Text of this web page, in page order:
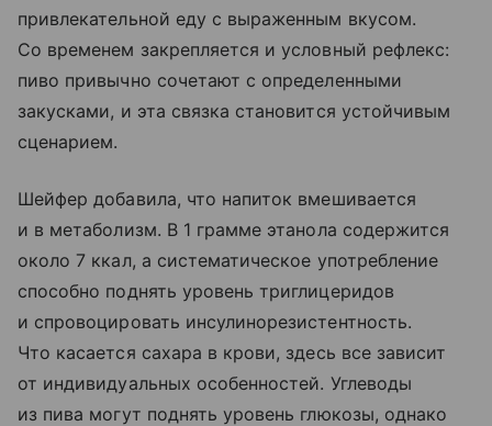
привлекательной еду с выраженным вкусом.
Со временем закрепляется и условный рефлекс:
пиво привычно сочетают с определенными
закусками, и эта связка становится устойчивым
сценарием.
Шейфер добавила, что напиток вмешивается
и в метаболизм. В 1 грамме этанола содержится
около 7 ккал, а систематическое употребление
способно поднять уровень триглицеридов
и спровоцировать инсулинорезистентность.
Что касается сахара в крови, здесь все зависит
от индивидуальных особенностей. Углеводы
из пива могут поднять уровень глюкозы, однако